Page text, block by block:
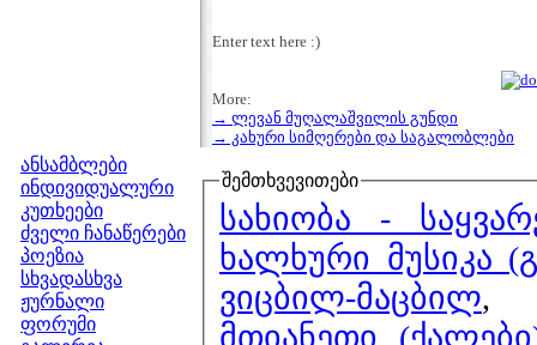
ანსამბლები
ინდივიდუალური
კუთხეები
ძველი ჩანაწერები
პოეზია
სხვადასხვა
ჟურნალი
ფორუმი
Enter text here :)
More:
→ ლევან მუღალაშვილის გუნდი
→ კახური სიმღერები და საგალობლები
შემთხვევითები
სახიობა -
ხალხური მუსიკა
ვიცბილ-მაცბილ
მთიანეთი